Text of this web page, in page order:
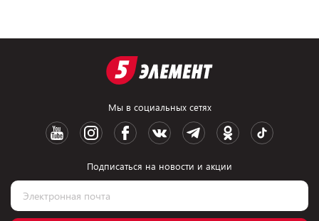
Мы в социальных сетях
Подписаться на новости и акции